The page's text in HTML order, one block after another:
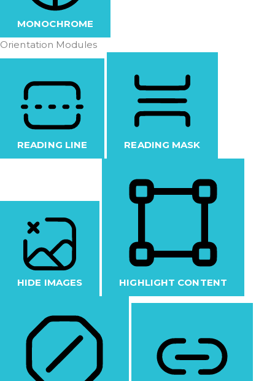
MONOCHROME
Orientation Modules
READING LINE READING MASK
HIDE IMAGES HIGHLIGHT CONTENT